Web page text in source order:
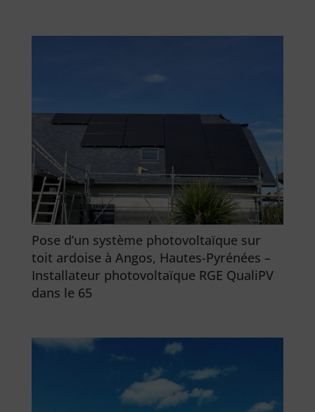
Pose d’un système photovoltaïque sur
toit ardoise à Angos, Hautes-Pyrénées –
Installateur photovoltaïque RGE QualiPV
dans le 65